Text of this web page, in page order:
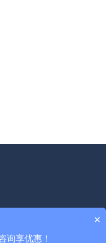
高新区光电产业加速器（一期）1号
所有
×
询享优惠！